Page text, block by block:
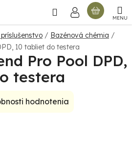
Hľadať
/ Bazénová chémia /
10 tabliet do testera
Pro Pool DPD,
testera
hodnotenia